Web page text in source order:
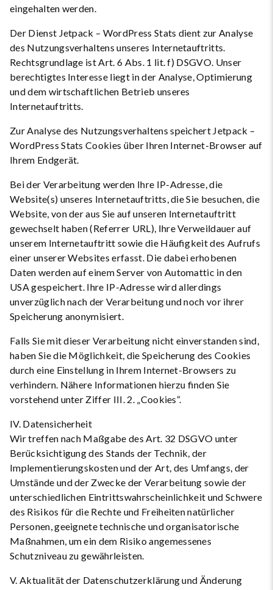
eingehalten werden.
Der Dienst Jetpack – WordPress Stats dient zur Analyse
des Nutzungsverhaltens unseres Internetauftritts.
Rechtsgrundlage ist Art. 6 Abs. 1 lit. f) DSGVO. Unser
berechtigtes Interesse liegt in der Analyse, Optimierung
und dem wirtschaftlichen Betrieb unseres
Internetauftritts.
Zur Analyse des Nutzungsverhaltens speichert Jetpack –
WordPress Stats Cookies über Ihren Internet-Browser auf
Ihrem Endgerät.
Bei der Verarbeitung werden Ihre IP-Adresse, die
Website(s) unseres Internetauftritts, die Sie besuchen, die
Website, von der aus Sie auf unseren Internetauftritt
gewechselt haben (Referrer URL), Ihre Verweildauer auf
unserem Internetauftritt sowie die Häufigkeit des Aufrufs
einer unserer Websites erfasst. Die dabei erhobenen
Daten werden auf einem Server von Automattic in den
USA gespeichert. Ihre IP-Adresse wird allerdings
unverzüglich nach der Verarbeitung und noch vor ihrer
Speicherung anonymisiert.
Falls Sie mit dieser Verarbeitung nicht einverstanden sind,
haben Sie die Möglichkeit, die Speicherung des Cookies
durch eine Einstellung in Ihrem Internet-Browsers zu
verhindern. Nähere Informationen hierzu finden Sie
vorstehend unter Ziffer III. 2. „Cookies“.
IV. Datensicherheit
Wir treffen nach Maßgabe des Art. 32 DSGVO unter
Berücksichtigung des Stands der Technik, der
Implementierungskosten und der Art, des Umfangs, der
Umstände und der Zwecke der Verarbeitung sowie der
unterschiedlichen Eintrittswahrscheinlichkeit und Schwere
des Risikos für die Rechte und Freiheiten natürlicher
Personen, geeignete technische und organisatorische
Maßnahmen, um ein dem Risiko angemessenes
Schutzniveau zu gewährleisten.
V. Aktualität der Datenschutzerklärung und Änderung